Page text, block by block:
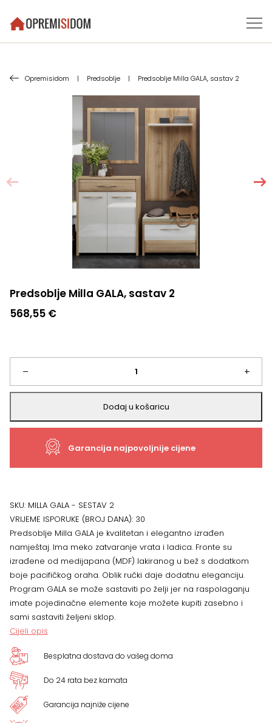
Opremisidom | Predsoblje | Predsoblje Milla GALA, sastav 2
Predsoblje Milla GALA, sastav 2
568,55 €
–
Predsoblje
Milla
GALA,
količina
+
Dodaj u košaricu
Garancija najpovoljnije cijene
SKU: MILLA GALA - SESTAV 2
VRIJEME ISPORUKE (BROJ DANA): 30
Predsoblje Milla GALA je kvalitetan i elegantno izrađen
namještaj. Ima meko zatvaranje vrata i ladica. Fronte su
izrađene od medijapana (MDF) lakiranog u bež s dodatkom
boje pacifičkog oraha. Oblik ručki daje dodatnu eleganciju.
Program GALA se može sastaviti po želji jer na raspolaganju
imate pojedinačne elemente koje možete kupiti zasebno i
sami sastaviti željeni sklop.
Cijeli opis
Besplatna dostava do vašeg doma
Do 24 rata bez kamata
Garancija najniže cijene